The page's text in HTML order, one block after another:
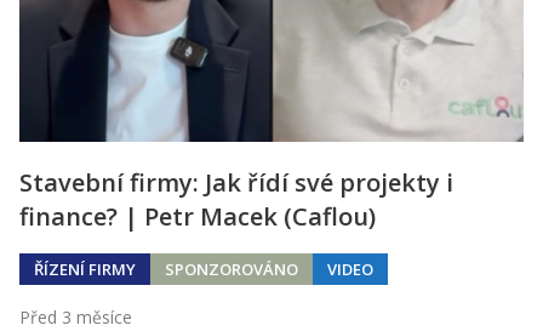
Stavební firmy: Jak řídí své projekty i
finance? | Petr Macek (Caflou)
ŘÍZENÍ FIRMY SPONZOROVÁNO VIDEO
Před 3 měsíce